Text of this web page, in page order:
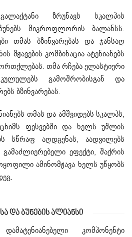
ზრუნავს სკალპის
მიკროფლორის ბალანსს.
თმას ბზინვარებას და ჯანსაღ
მჟავების კომბინაცია ატენიანებს
თმა რჩება ელასტიური
გამოშრობისგან და
ბზინვარებას.
თმას და ამშვიდებს სკალპს,
ფესვებში და ხელს უშლის
სწრაფ აღდგენას, აადვილებს
გამაძლიერებელი ეფექტი, შაქრის
ამინომჟავა ხელს უწყობს
Და Ბუნების Ალიანსი
კომპონენტი